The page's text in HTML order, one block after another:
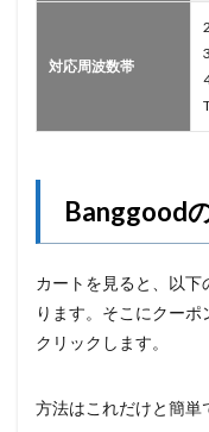
対応周波数帯
Banggood
カートを見ると、以
ります。そこにクー
クリックします。
方法はこれだけと簡単